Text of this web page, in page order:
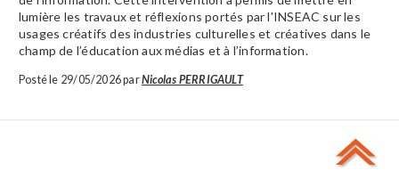
lumière les travaux et réflexions portés par l'INSEAC sur les
usages créatifs des industries culturelles et créatives dans le
champ de l’éducation aux médias et à l’information.
Posté le 29/05/2026 parNicolas PERRIGAULT